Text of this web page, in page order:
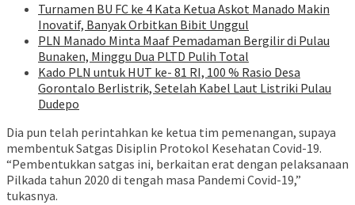
Turnamen BU FC ke 4 Kata Ketua Askot Manado Makin
Inovatif, Banyak Orbitkan Bibit Unggul
PLN Manado Minta Maaf Pemadaman Bergilir di Pulau
Bunaken, Minggu Dua PLTD Pulih Total
Kado PLN untuk HUT ke- 81 RI, 100 % Rasio Desa
Gorontalo Berlistrik, Setelah Kabel Laut Listriki Pulau
Dudepo
Dia pun telah perintahkan ke ketua tim pemenangan, supaya
membentuk Satgas Disiplin Protokol Kesehatan Covid-19.
“Pembentukkan satgas ini, berkaitan erat dengan pelaksanaan
Pilkada tahun 2020 di tengah masa Pandemi Covid-19,”
tukasnya.